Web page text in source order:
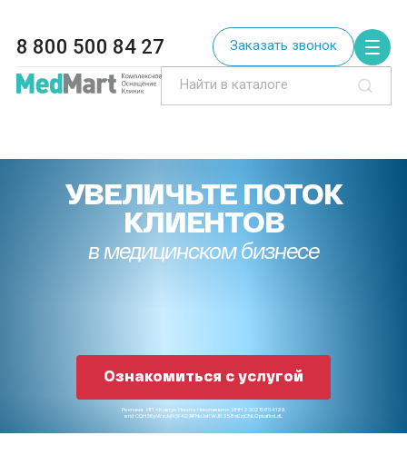
8 800 500 84 27 Заказать звонок
УВЕЛИЧЬТЕ ПОТОК
КЛИЕНТОВ
в медицинском бизнесе
Ознакомиться с услугой
Реклама. ИП «Ковтун Никита Николаевич» ИНН 230215654199.
erid CQH36pWzJqN3F4D9iFNoJoKWJK3S8xEzjCNLGpkafkoLdL